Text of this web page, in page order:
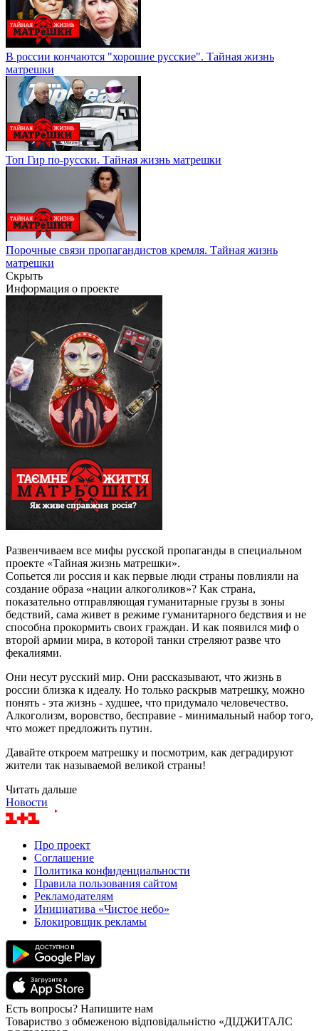
В россии кончаются "хорошие русские". Тайная жизнь
матрешки
Топ Гир по-русски. Тайная жизнь матрешки
Порочные связи пропагандистов кремля. Тайная жизнь
матрешки
Скрыть
Информация о проекте
Развенчиваем все мифы русской пропаганды в специальном
проекте «Тайная жизнь матрешки».
Сопьется ли россия и как первые люди страны повлияли на
создание образа «нации алкоголиков»? Как страна,
показательно отправляющая гуманитарные грузы в зоны
бедствий, сама живет в режиме гуманитарного бедствия и не
способна прокормить своих граждан. И как появился миф о
второй армии мира, в которой танки стреляют разве что
фекалиями.
Они несут русский мир. Они рассказывают, что жизнь в
россии близка к идеалу. Но только раскрыв матрешку, можно
понять - эта жизнь - худшее, что придумало человечество.
Алкоголизм, воровство, бесправие - минимальный набор того,
что может предложить путин.
Давайте откроем матрешку и посмотрим, как деградируют
жители так называемой великой страны!
Читать дальше
Новости
Про проект
Соглашение
Политика конфиденциальности
Правила пользования сайтом
Рекламодателям
Инициатива «Чистое небо»
Блокировщик рекламы
Есть вопросы? Напишите нам
Товариство з обмеженою відповідальністю «ДІДЖИТАЛС